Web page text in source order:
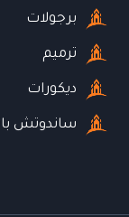
برجولات
ترميم
ديكورات
ساندوتش